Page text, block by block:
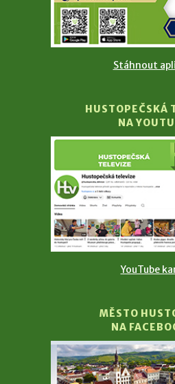
Stáhnout
HUSTOPEČSKÁ
NA
YouTube
MĚSTO
NA